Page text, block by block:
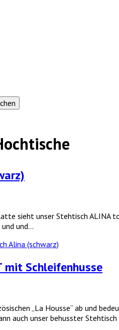
sieht unser Stehtisch ALINA
und…
Alina (schwarz)
mit Schleifenhusse
„La Housse“ ab und
auch unser behusster Stehtisch